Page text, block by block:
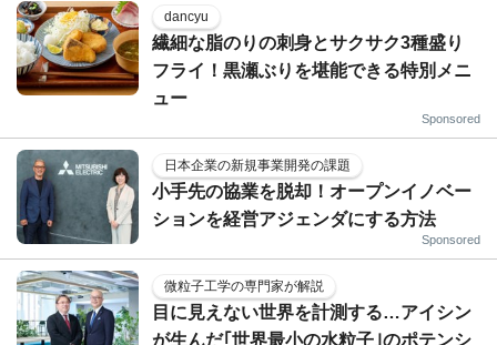
dancyu
繊細な脂のりの刺身とサクサク3種盛り
フライ！黒瀬ぶりを堪能できる特別メニ
ュー
Sponsored
日本企業の新規事業開発の課題
小手先の協業を脱却！オープンイノベー
ションを経営アジェンダにする方法
Sponsored
微粒子工学の専門家が解説
目に見えない世界を計測する…アイシン
が生んだ｢世界最小の水粒子｣のポテンシ